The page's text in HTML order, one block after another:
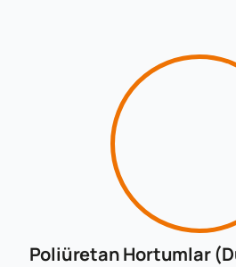
Poliüretan Hortumlar